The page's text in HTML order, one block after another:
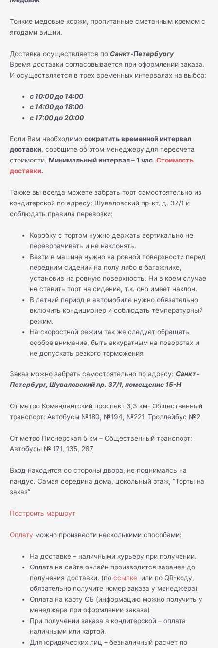
Тонкие медовые коржи, пропитанные сметанным кремом с
ягодами вишни.
Доставка осуществляется по Санкт-Петербургу
Время доставки согласовывается при оформлении заказа.
И осуществляется в трех временных интервалах на выбор:
с 10:00 до 14:00
с 14:00 до 18:00
с 17:00 до 20:00
Если Вам необходимо сократить временной интервал
доставки, сообщите об этом менеджеру для пересчета
стоимости. Минимальный интервал – 1 час. Стоимость
доставки.
Также вы всегда можете забрать торт самостоятельно из
кондитерской по адресу: Шуваловский пр-кт, д. 37/1 и
соблюдать правила перевозки:
Коробку с тортом нужно держать вертикально не
переворачивать и не наклонять.
Везти в машине нужно на ровной поверхности перед
передним сидении на полу либо в багажнике,
установив на ровную поверхность. Ни в коем случае
не ставить торт на сидение, т.к. оно имеет наклон.
В летний период в автомобиле нужно обязательно
включить кондиционер и соблюдать температурный
режим.
На скоростной режим так же следует обращать
особое внимание, быть аккуратным на поворотах и
не допускать резкого торможения
Заказ можно забрать самостоятельно по адресу: Санкт-
Петербург, Шуваловский пр. 37/1, помещение 15-Н
От метро Комендантский проспект 3,3 км- Общественный
транспорт: Автобусы №180, №194, №221. Троллейбус №2
От метро Пионерская 5 км – Общественный транспорт:
Автобусы № 171, 135, 267
Вход находится со стороны двора, не поднимаясь на
пандус. Самая середина дома, цокольный этаж, “Торты на
заказ”
Построить маршрут
Оплату можно произвести несколькими способами:
На доставке – наличными курьеру при получении.
Оплата на сайте онлайн производится заранее до
получения доставки. (поссылке или по QR-коду,
обязательно получите номер заказа у менеджера)
Оплата на карту СБ (информацию можно получить у
менеджера при оформлении заказа)
При получении заказа в кондитерской – оплата
наличными или картой.
Для юридических лиц – безналичный расчет по